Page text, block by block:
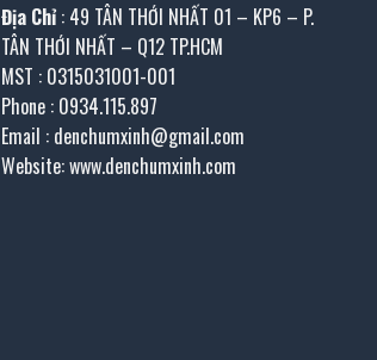
Địa Chỉ : 49 TÂN THỚI NHẤT 01 – KP6 – P.
TÂN THỚI NHẤT – Q12 TP.HCM
MST : 0315031001-001
Phone : 0934.115.897
Email : denchumxinh@gmail.com
Website: www.denchumxinh.com